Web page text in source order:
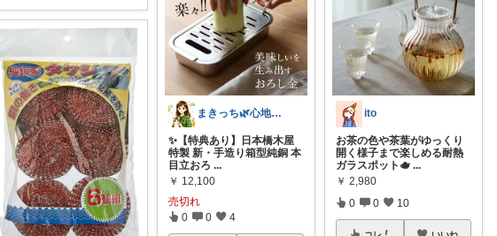
まきっち🌿心地よい暮らし🌿
✨【特典あり】日本橋木屋
特製 新・手造り箱型純銅 本
目立おろ ...
￥ 12,100
売切れ
0 0 4
ito
お茶の色や茶葉がゆっくり
開く様子まで楽しめる耐熱
ガラスポット🫖 ...
￥ 2,980
0 0 10
コレ いいね